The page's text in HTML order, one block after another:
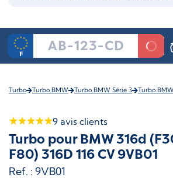
Turbo Turbo BMW Turbo BMW Série 3 Turbo
9 avis clients
Turbo pour BMW 316d
F80) 316D 116 CV 9VB01
Ref. : 9VB01